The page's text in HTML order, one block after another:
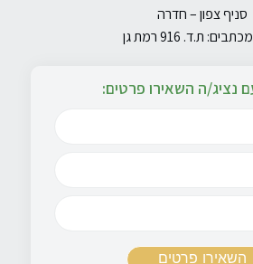
סניף צפון – חדרה
ת.ד. 916 רמת גן
נציג/ה השאירו פרטים: